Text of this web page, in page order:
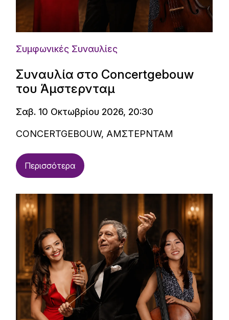
Συμφωνικές Συναυλίες
Συναυλία στο Concertgebouw
του Άμστερνταμ
Σαβ. 10 Οκτωβρίου 2026, 20:30
CONCERTGEBOUW, ΑΜΣΤΕΡΝΤΑΜ
Περισσότερα